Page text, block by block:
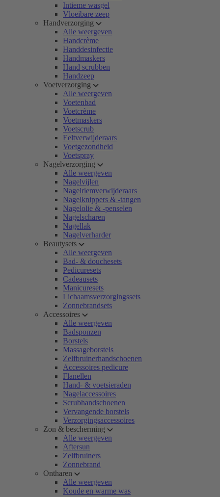
Intieme wasgel
Vloeibare zeep
Handverzorging
Alle weergeven
Handcrème
Handdesinfectie
Handmaskers
Hand scrubben
Handzeep
Voetverzorging
Alle weergeven
Voetenbad
Voetcrème
Voetmaskers
Voetscrub
Eeltverwijderaars
Voetgezondheid
Voetspray
Nagelverzorging
Alle weergeven
Nagelvijlen
Nagelriemverwijderaars
Nagelknippers & -tangen
Nagelolie & -penselen
Nagelscharen
Nagellak
Nagelverharder
Beautysets
Alle weergeven
Bad- & douchesets
Pedicuresets
Cadeausets
Manicuresets
Lichaamsverzorgingssets
Zonnebrandsets
Accessoires
Alle weergeven
Badsponzen
Borstels
Massageborstels
Zelfbruinerhandschoenen
Accessoires pedicure
Flanellen
Hand- & voetsieraden
Nagelaccessoires
Scrubhandschoenen
Vervangende borstels
Verzorgingsaccessoires
Zon & bescherming
Alle weergeven
Aftersun
Zelfbruiners
Zonnebrand
Ontharen
Alle weergeven
Koude en warme was